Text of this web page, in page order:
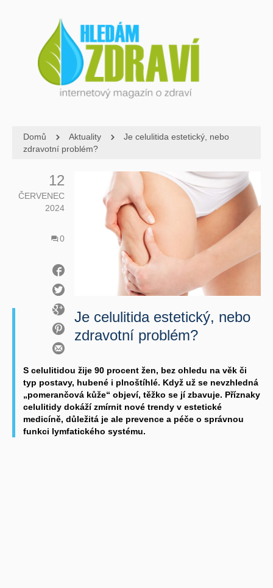
Domů Aktuality
Je celulitida estetický, nebo
zdravotní problém?
12
ČERVENEC
2024
0
Je celulitida estetický, nebo
zdravotní problém?
S celulitidou žije 90 procent žen, bez ohledu na věk či
typ postavy, hubené i plnoštíhlé. Když už se nevzhledná
„pomerančová kůže“ objeví, těžko se jí zbavuje. Příznaky
celulitidy dokáží zmírnit nové trendy v estetické
medicíně, důležitá je ale prevence a péče o správnou
funkci lymfatického systému.